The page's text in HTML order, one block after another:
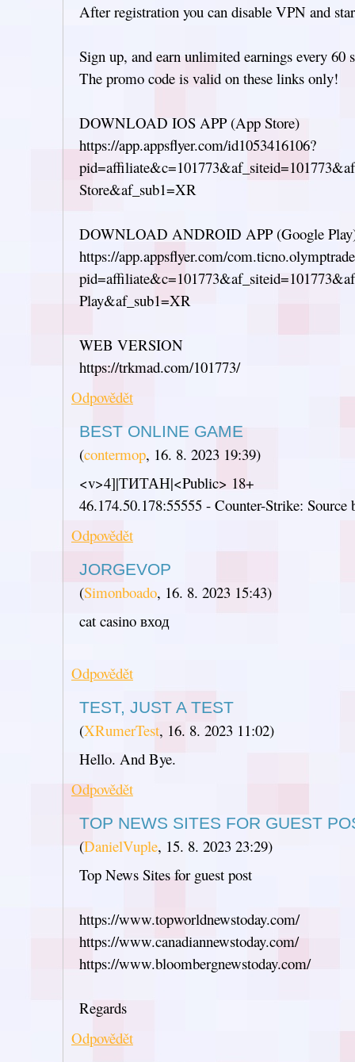
After registration you can disable VPN and
Sign up, and earn unlimited earnings every 60
The promo code is valid on these links only!
DOWNLOAD IOS APP (App Store)
https://app.appsflyer.com/id1053416106?
Store&af_sub1=XR
DOWNLOAD ANDROID APP (Google
https://app.appsflyer.com/
Play&af_sub1=XR
WEB VERSION
https://trkmad.com/101773/
Odpovědět
BEST ONLINE GAME
(contermop, 16. 8. 2023 19:39)
<v>4]|ТИТАН|<Public> 18+
46.174.50.178:55555 - Counter-Strike: Source
Odpovědět
JORGEVOP
(Simonboado, 16. 8. 2023 15:43)
cat casino вход
Odpovědět
TEST, JUST A TEST
(XRumerTest, 16. 8. 2023 11:02)
Hello. And Bye.
Odpovědět
TOP NEWS SITES FOR GUEST
(DanielVuple, 15. 8. 2023 23:29)
Top News Sites for guest post
https://www.topworldnewstoday.com/
https://www.canadiannewstoday.com/
https://www.bloombergnewstoday.com/
Regards
Odpovědět